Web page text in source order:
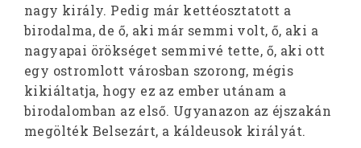
nagy király. Pedig már kettéosztatott a
birodalma, de ő, aki már semmi volt, ő, aki a
nagyapai örökséget semmivé tette, ő, aki ott
egy ostromlott városban szorong, mégis
kikiáltatja, hogy ez az ember utánam a
birodalomban az első. Ugyanazon az éjszakán
megölték Belsezárt, a káldeusok királyát.